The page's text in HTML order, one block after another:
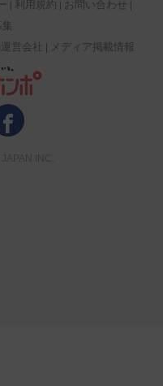
利用規約
お問い合わせ
運営会社 メディア掲載情報